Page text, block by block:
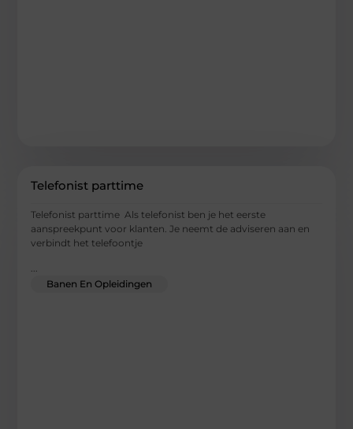
Telefonist parttime
Telefonist parttime Als telefonist ben je het eerste
aanspreekpunt voor klanten. Je neemt de adviseren aan en
verbindt het telefoontje
...
Banen En Opleidingen